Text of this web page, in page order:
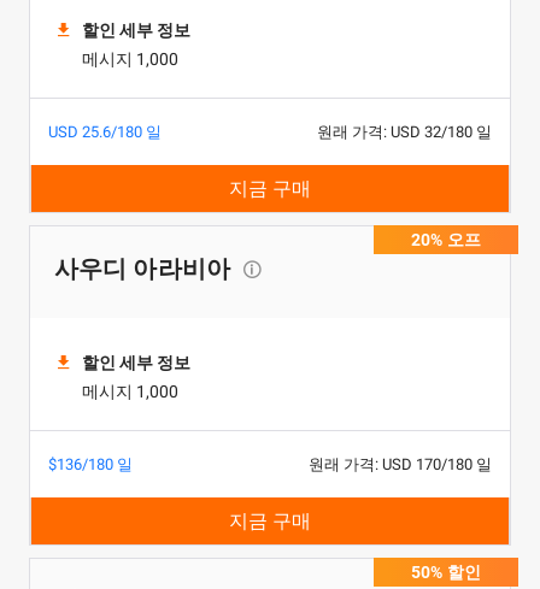
할인 세부 정보
메시지 1,000
USD 25.6/180 일 원래 가격: USD 32/180 일
지금 구매
20% 오프
사우디 아라비아
할인 세부 정보
메시지 1,000
$136/180 일 원래 가격: USD 170/180 일
지금 구매
50% 할인